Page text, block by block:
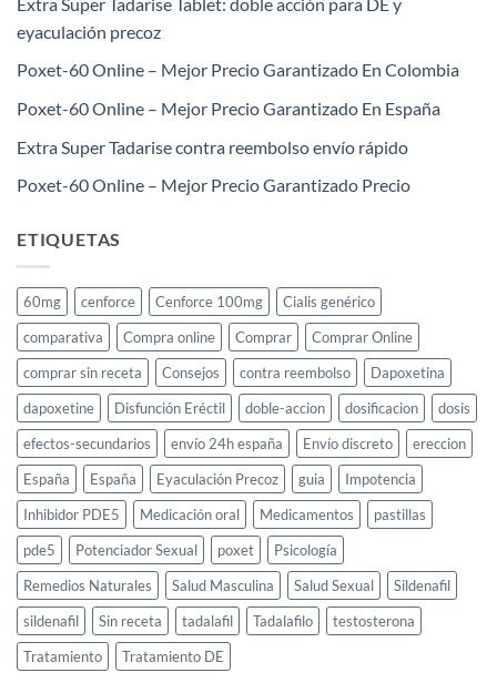
eyaculación precoz
Poxet-60 Online – Mejor Precio Garantizado En Colombia
Poxet-60 Online – Mejor Precio Garantizado En España
Extra Super Tadarise contra reembolso envío rápido
Poxet-60 Online – Mejor Precio Garantizado Precio
ETIQUETAS
60mg cenforce Cenforce 100mg
Cialis genérico
comparativa
Compra online Comprar
Comprar Online
comprar sin receta
Consejos contra reembolso
Dapoxetina
dapoxetine
Disfunción Eréctil doble-accion dosificacion
dosis
efectos-secundarios
envío 24h españa Envío discreto
ereccion
España
España Eyaculación Precoz guia
Impotencia
Inhibidor PDE5
Medicación oral Medicamentos
pastillas
pde5
Potenciador Sexual poxet
Psicología
Remedios Naturales
Salud Masculina Salud Sexual
Sildenafil
sildenafil
Sin receta tadalafil Tadalafilo
testosterona
Tratamiento
Tratamiento DE